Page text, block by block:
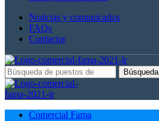
Noticias y comunicados
FAQs
Contactar
Búsqueda
Comercial Fama